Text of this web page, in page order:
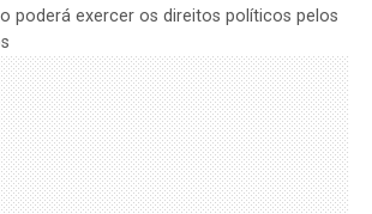
poderá exercer os direitos políticos pelos